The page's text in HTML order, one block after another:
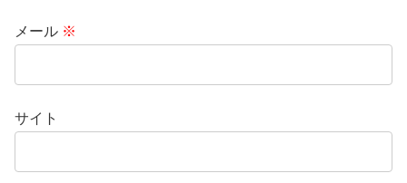
メール ※
サイト